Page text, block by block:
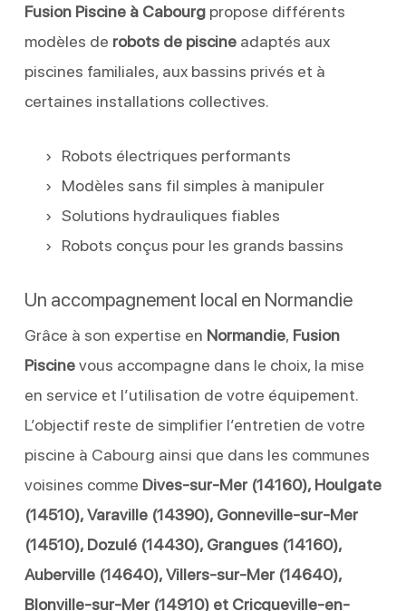
Fusion Piscine à Cabourgpropose différents
modèles de robots de piscineadaptés aux
piscines familiales, aux bassins privés et à
certaines installations collectives.
Robots électriques performants
Modèles sans fil simples à manipuler
Solutions hydrauliques fiables
Robots conçus pour les grands bassins
Un accompagnement local en Normandie
Grâce à son expertise en Normandie, Fusion
Piscinevous accompagne dans le choix, la mise
en service et l’utilisation de votre équipement.
L’objectif reste de simplifier l’entretien de votre
piscine à Cabourg ainsi que dans les communes
voisines comme Dives-sur-Mer (14160), Houlgate
(14510), Varaville (14390), Gonneville-sur-Mer
(14510), Dozulé (14430), Grangues (14160),
Auberville (14640), Villers-sur-Mer (14640),
Blonville-sur-Mer (14910) et Cricqueville-en-